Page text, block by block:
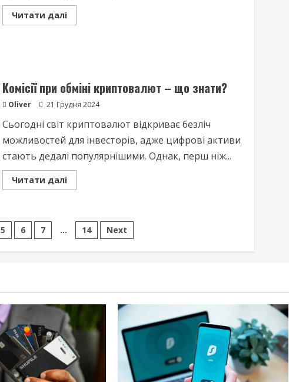
Читати даліRead
more
нюанси
Комісії при обміні криптовалют – що знати?
Oliver 21 Грудня 2024
Сьогодні світ криптовалют відкриває безліч
можливостей для інвесторів, адже цифрові активи
стають дедалі популярнішими. Однак, перш ніж...
Читати даліRead
more
обміні
криптовалют
–
знати?
5 6 7 … 14 Next